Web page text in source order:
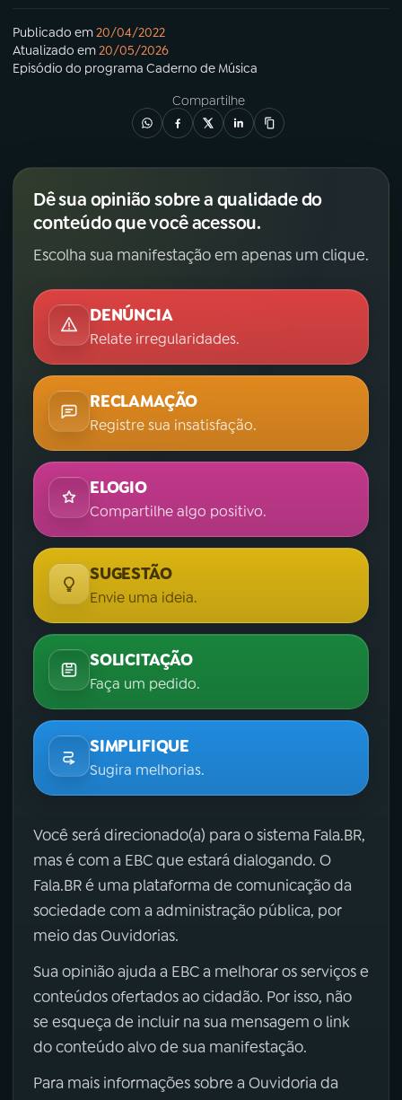
Publicado em20/04/2022
Atualizado em20/05/2026
Episódio do programa Caderno de Música
Compartilhe
Dê sua opinião sobre a qualidade do
conteúdo que você acessou.
Escolha sua manifestação em apenas um clique.
DENÚNCIA
Relate irregularidades.
RECLAMAÇÃO
Registre sua insatisfação.
ELOGIO
Compartilhe algo positivo.
SUGESTÃO
Envie uma ideia.
SOLICITAÇÃO
Faça um pedido.
SIMPLIFIQUE
Sugira melhorias.
Você será direcionado(a) para o sistema Fala.BR,
mas é com a EBC que estará dialogando. O
Fala.BR é uma plataforma de comunicação da
sociedade com a administração pública, por
meio das Ouvidorias.
Sua opinião ajuda a EBC a melhorar os serviços e
conteúdos ofertados ao cidadão. Por isso, não
se esqueça de incluir na sua mensagem o link
do conteúdo alvo de sua manifestação.
Para mais informações sobre a Ouvidoria da